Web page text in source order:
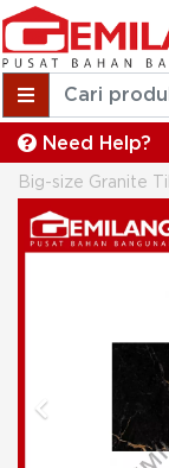
Need Help?
Big-size Granite
Previous